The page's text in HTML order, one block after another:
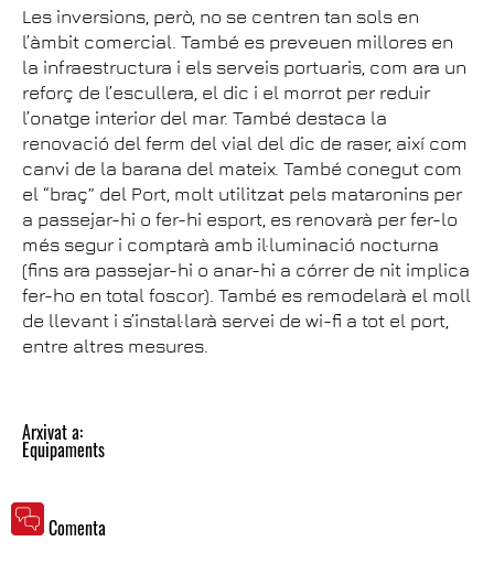
Les inversions, però, no se centren tan sols en
l’àmbit comercial. També es preveuen millores en
la infraestructura i els serveis portuaris, com ara un
reforç de l’escullera, el dic i el morrot per reduir
l’onatge interior del mar. També destaca la
renovació del ferm del vial del dic de raser, així com
canvi de la barana del mateix. També conegut com
el “braç” del Port, molt utilitzat pels mataronins per
a passejar-hi o fer-hi esport, es renovarà per fer-lo
més segur i comptarà amb il·luminació nocturna
(fins ara passejar-hi o anar-hi a córrer de nit implica
fer-ho en total foscor). També es remodelarà el moll
de llevant i s’instal·larà servei de wi-fi a tot el port,
entre altres mesures.
Arxivat a:
Equipaments
Comenta